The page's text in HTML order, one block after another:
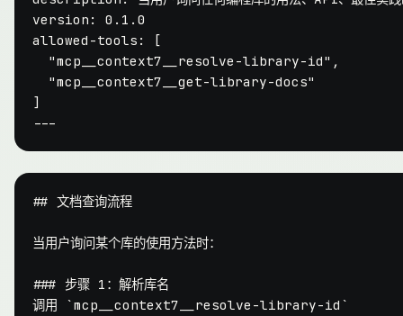
version:
0.1 .0
allowed-tools:
[
"mcp__context7__resolve-library-id" ,
"mcp__context7__get-library-docs"
## 文档查询流程
当用户询问某个库的使用方法时：
### 步骤 1：解析库名
调用
`mcp__context7__resolve-library-id`